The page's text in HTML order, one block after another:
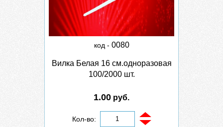
код - 0080
Вилка Белая 16 см.одноразовая
100/2000 шт.
1.00 руб.
Кол-во: